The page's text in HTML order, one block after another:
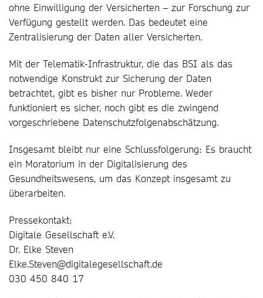
ohne Einwilligung der Versicherten – zur Forschung zur
Verfügung gestellt werden. Das bedeutet eine
Zentralisierung der Daten aller Versicherten.
Mit der Telematik-Infrastruktur, die das BSI als das
notwendige Konstrukt zur Sicherung der Daten
betrachtet, gibt es bisher nur Probleme. Weder
funktioniert es sicher, noch gibt es die zwingend
vorgeschriebene Datenschutzfolgenabschätzung.
Insgesamt bleibt nur eine Schlussfolgerung: Es braucht
ein Moratorium in der Digitalisierung des
Gesundheitswesens, um das Konzept insgesamt zu
überarbeiten.
Pressekontakt:
Digitale Gesellschaft e.V.
Dr. Elke Steven
Elke.Steven@digitalegesellschaft.de
030 450 840 17